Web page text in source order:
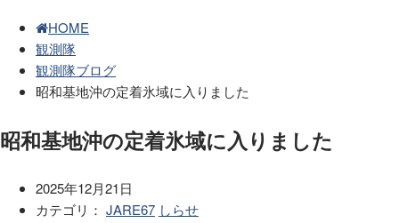
HOME
観測隊
観測隊ブログ
昭和基地沖の定着氷域に入りました
昭和基地沖の定着氷域に入りました
2025年12月21日
カテゴリ： JARE67 しらせ